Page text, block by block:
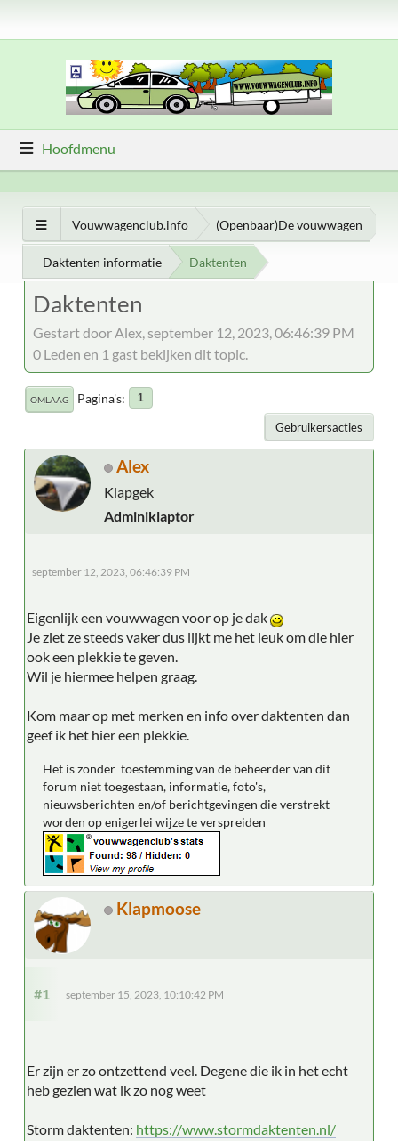
Hoofdmenu
Vouwwagenclub.info (Openbaar)De vouwwagen
Daktenten informatie Daktenten
Daktenten
Gestart door Alex, september 12, 2023, 06:46:39 PM
0 Leden en 1 gast bekijken dit topic.
OMLAAG Pagina's 1
Gebruikersacties
Alex
Klapgek
Adminiklaptor
september 12, 2023, 06:46:39 PM
Eigenlijk een vouwwagen voor op je dak
Je ziet ze steeds vaker dus lijkt me het leuk om die hier
ook een plekkie te geven.
Wil je hiermee helpen graag.
Kom maar op met merken en info over daktenten dan
geef ik het hier een plekkie.
Het is zonder toestemming van de beheerder van dit
forum niet toegestaan, informatie, foto's,
nieuwsberichten en/of berichtgevingen die verstrekt
worden op enigerlei wijze te verspreiden
Klapmoose
#1 september 15, 2023, 10:10:42 PM
Er zijn er zo ontzettend veel. Degene die ik in het echt
heb gezien wat ik zo nog weet
Storm daktenten: https://www.stormdaktenten.nl/